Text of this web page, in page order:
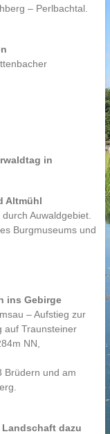
– Perlbachtal.
in
Altmühl
Auwaldgebiet.
Burgmuseums und
ins Gebirge
– Aufstieg zur
auf Traunsteiner
NN,
Brüdern und am
dazu